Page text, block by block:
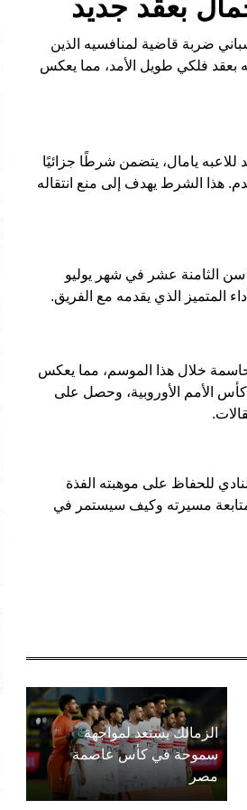
بعقد جديد
ضربة قاضية لمنافسيه الذين
بعقد فلكي طويل الأمد، مما يعكس
يامال، يتضمن شرطًا جزائيًا
هذا الشرط يهدف إلى منع انتقاله
سن الثامنة عشر في شهر يوليو
المتميز الذي يقدمه مع الفريق.
لامين جمال أن يسجل 6 أهداف ويقدم 8 تمريرات حاسمة خلال هذا الموسم، مما يعكس
كأس الأمم الأوروبية، وحصل على
للحفاظ على موهبته الفذة
مسيرته وكيف سيستمر في
الزمالك يستعد لمواجهة
سموحة في كأس عاصمة
مصر